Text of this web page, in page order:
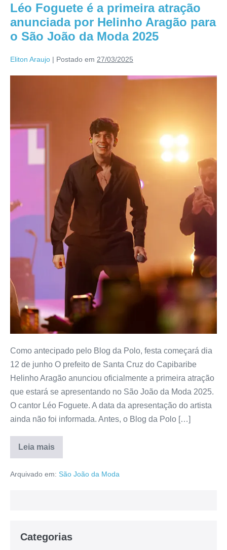
Léo Foguete é a primeira atração
anunciada por Helinho Aragão para
o São João da Moda 2025
Eliton Araujo | Postado em 27/03/2025
Como antecipado pelo Blog da Polo, festa começará dia
12 de junho O prefeito de Santa Cruz do Capibaribe
Helinho Aragão anunciou oficialmente a primeira atração
que estará se apresentando no São João da Moda 2025.
O cantor Léo Foguete. A data da apresentação do artista
ainda não foi informada. Antes, o Blog da Polo […]
Leia mais
Arquivado em: São João da Moda
Categorias